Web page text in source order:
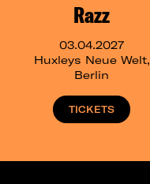
Razz
03.04.2027
Huxleys Neue Welt,
Berlin
TICKETS